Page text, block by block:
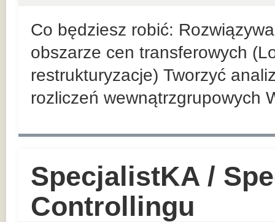
Co będziesz robić:
obszarze cen transferowych
restrukturyzacje) Tworzyć
rozliczeń wewnątrzgrupowych
SpecjalistKA /
Controllingu